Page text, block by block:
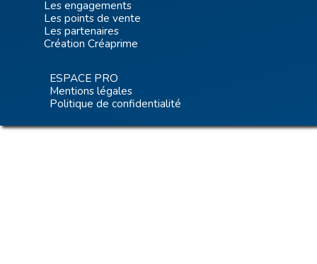
Les engagements
Les points de vente
Les partenaires
Création Créaprime
ESPACE PRO
Mentions légales
Politique de confidentialité